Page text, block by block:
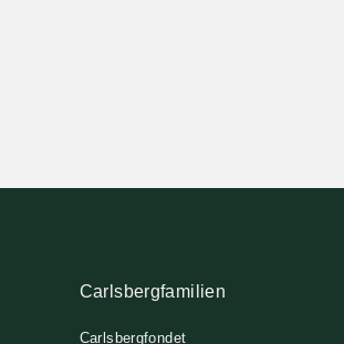
Carlsbergfamilien
Carlsbergfondet